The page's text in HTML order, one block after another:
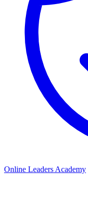
Online Leaders Academy